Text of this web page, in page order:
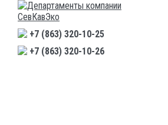
+7 (863) 320-10-25
+7 (863) 320-10-26